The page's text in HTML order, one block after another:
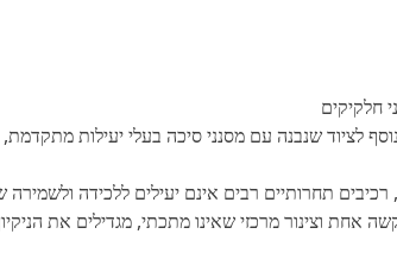
לציוד שנבנה עם מסנני סיכה בעלי יעילות מתקדמת,
תחרותיים רבים אינם יעילים ללכידה